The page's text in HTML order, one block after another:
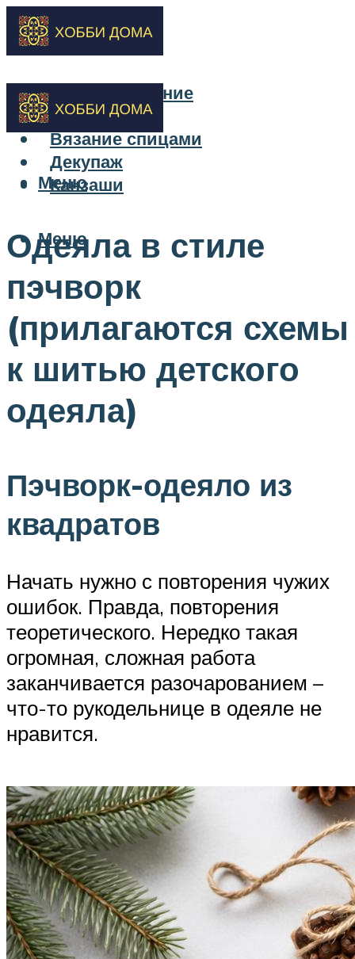
Бисероплетение
Вышивка
Вязание спицами
Декупаж
Канзаши
Меню
Меню
Одеяла в стиле
пэчворк
(прилагаются схемы
к шитью детского
одеяла)
Пэчворк-одеяло из
квадратов
Начать нужно с повторения чужих
ошибок. Правда, повторения
теоретического. Нередко такая
огромная, сложная работа
заканчивается разочарованием –
что-то рукодельнице в одеяле не
нравится.